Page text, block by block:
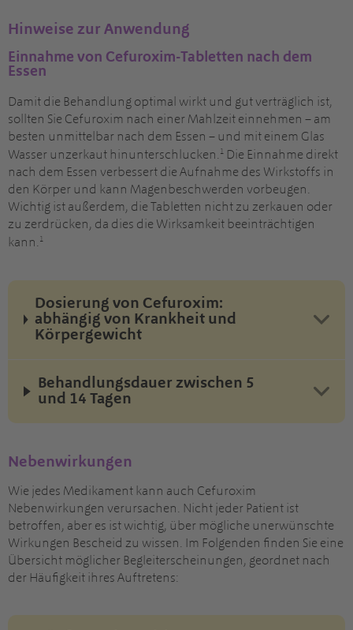
Hinweise zur Anwendung
Einnahme von Cefuroxim-Tabletten nach dem
Essen
Damit die Behandlung optimal wirkt und gut verträglich ist,
sollten Sie Cefuroxim nach einer Mahlzeit einnehmen – am
besten unmittelbar nach dem Essen – und mit einem Glas
Wasser unzerkaut hinunterschlucken. 1 Die Einnahme direkt
nach dem Essen verbessert die Aufnahme des Wirkstoffs in
den Körper und kann Magenbeschwerden vorbeugen.
Wichtig ist außerdem, die Tabletten nicht zu zerkauen oder
zu zerdrücken, da dies die Wirksamkeit beeinträchtigen
kann. 1
Dosierung von Cefuroxim:
abhängig von Krankheit und
Körpergewicht
Behandlungsdauer zwischen 5
und 14 Tagen
Nebenwirkungen
Wie jedes Medikament kann auch Cefuroxim
Nebenwirkungen verursachen. Nicht jeder Patient ist
betroffen, aber es ist wichtig, über mögliche unerwünschte
Wirkungen Bescheid zu wissen. Im Folgenden finden Sie eine
Übersicht möglicher Begleiterscheinungen, geordnet nach
der Häufigkeit ihres Auftretens: